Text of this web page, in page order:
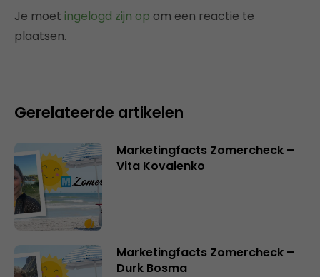
Je moet ingelogd zijn op om een reactie te
plaatsen.
Gerelateerde artikelen
Marketingfacts Zomercheck –
Vita Kovalenko
Marketingfacts Zomercheck –
Durk Bosma